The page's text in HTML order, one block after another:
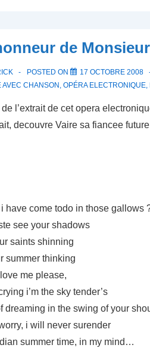
de
POSTED ON 17 OCTOBRE 2008
AVEC CHANSON , OPÉRA ELECTRONIQUE,
l’extrait de cet opera
decouvre Vaire sa fiancee
have come todo in those gallows
see your shadows
saints shinning
summer thinking
me please,
i’m the sky tender’s
dreaming in the swing of your
i will never surender
summer time, in my mind…